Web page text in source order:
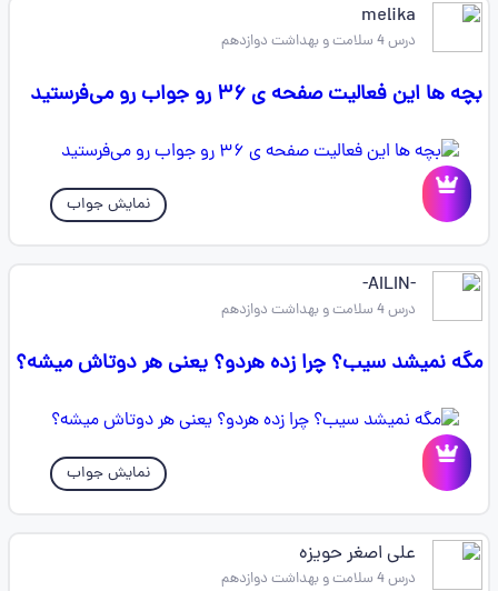
melika
درس 4 سلامت و بهداشت دوازدهم
بچه ها این فعالیت صفحه ی ۳۶ رو جواب رو می‌فرستید
نمایش جواب
-AILIN-
درس 4 سلامت و بهداشت دوازدهم
مگه نمیشد سیب؟ چرا زده هردو؟ یعنی هر دوتاش میشه؟
نمایش جواب
علی اصغر حویزه
درس 4 سلامت و بهداشت دوازدهم